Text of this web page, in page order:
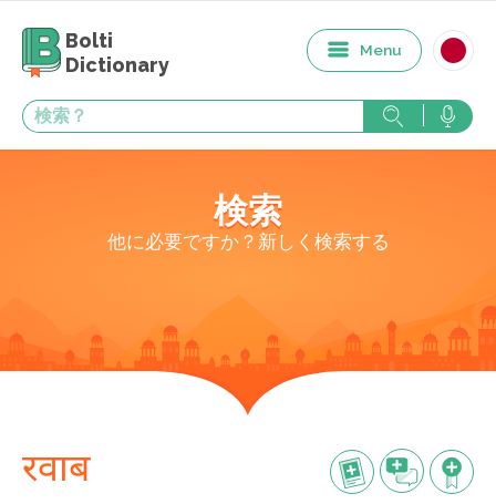
Bolti
Dictionary
Menu
検索
他に必要ですか？新しく検索する
रवाब